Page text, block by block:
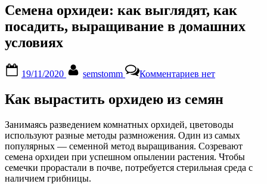
Семена орхидеи: как выглядят, как
посадить, выращивание в домашних
условиях
on
19/11/2020 semstomm Комментариевзаписи
орхидеи:
выглядят,
как
посадить,
выращивание
в
домашних
нет
Как вырастить орхидею из семян
Занимаясь разведением комнатных орхидей, цветоводы
используют разные методы размножения. Один из самых
популярных — семенной метод выращивания. Созревают
семена орхидеи при успешном опылении растения. Чтобы
семечки прорастали в почве, потребуется стерильная среда с
наличием грибницы.